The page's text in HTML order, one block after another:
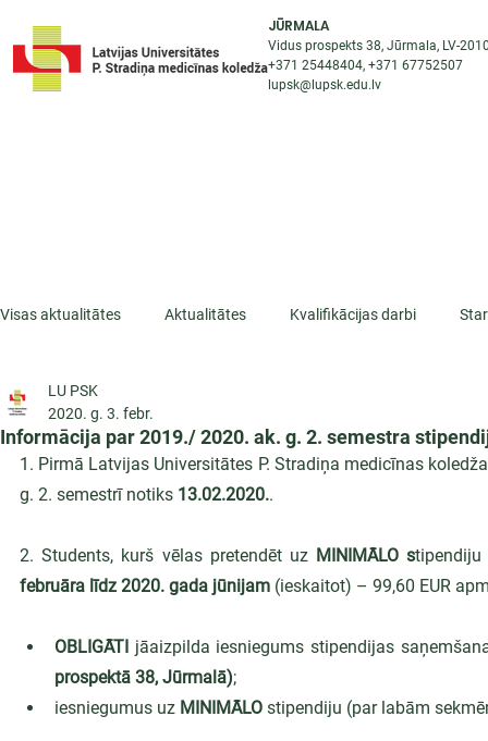
JŪRMALA
Vidus prospekts 38, Jūrmala, LV-
+371 25448404, +371 67752507
lupsk@lupsk.edu.lv
Visas aktualitātes Aktualitātes Kvalifikācijas darbi
ESF projekti
Informācija par 2019./ 2020. ak. g. 2. semestra
LU PSK
2020. g. 3. febr.
1. Pirmā Latvijas Universitātes P. Stradiņa medicīnas
g. 2. semestrī notiks 13.02.2020..
2. Students, kurš vēlas pretendēt uz MINIMĀLO s
februāra līdz 2020. gada jūnijam (ieskaitot) – 99,60 EUR
OBLIGĀTI jāaizpilda iesniegums stipendijas
prospektā 38, Jūrmalā);
iesniegumus uz MINIMĀLO stipendiju (par labām